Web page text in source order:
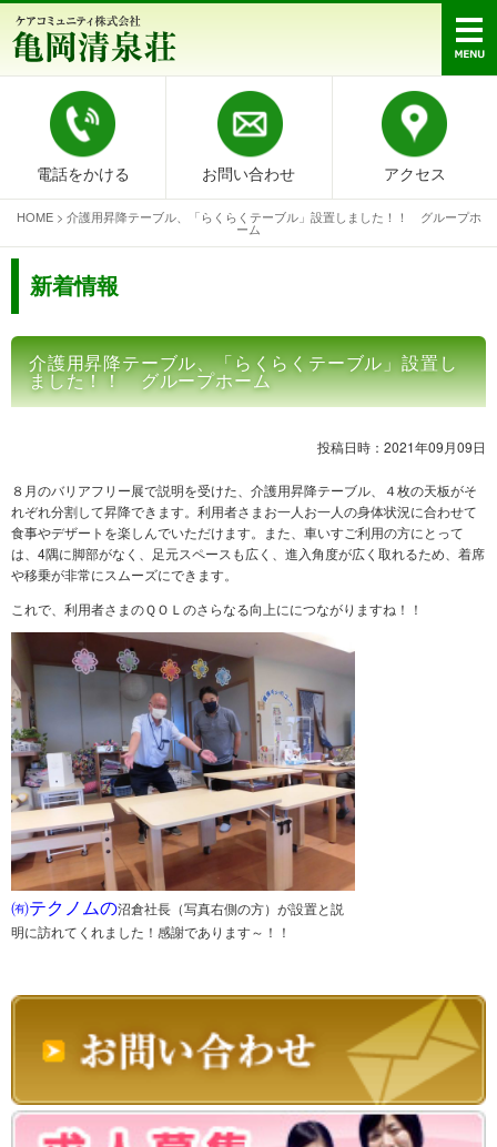
電話をかける お問い合わせ アクセス
HOME> 介護用昇降テーブル、「らくらくテーブル」設置しました！！ グループホ
ーム
新着情報
介護用昇降テーブル、「らくらくテーブル」設置し
ました！！ グループホーム
投稿日時：2021年09月09日
８月のバリアフリー展で説明を受けた、介護用昇降テーブル、４枚の天板がそ
れぞれ分割して昇降できます。利用者さまお一人お一人の身体状況に合わせて
食事やデザートを楽しんでいただけます。また、車いすご利用の方にとって
は、4隅に脚部がなく、足元スペースも広く、進入角度が広く取れるため、着席
や移乗が非常にスムーズにできます。
これで、利用者さまのＱＯＬのさらなる向上ににつながりますね！！
㈲テクノムの沼倉社長（写真右側の方）が設置と説
明に訪れてくれました！感謝であります～！！